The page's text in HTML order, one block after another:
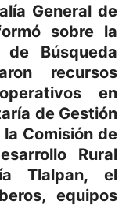
General de
sobre la
Búsqueda
recursos
en
de Gestión
Comisión de
Rural
Tlalpan, el
equipos